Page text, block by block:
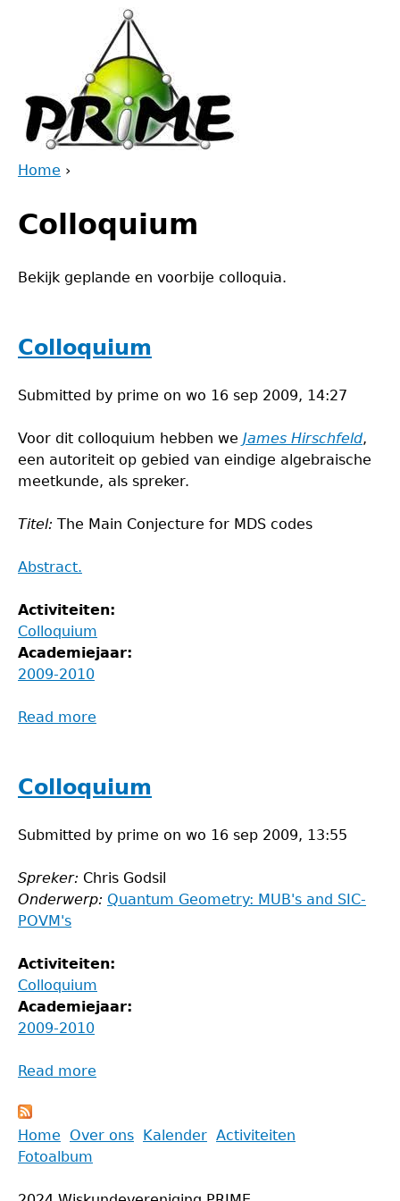
are
Home ›
to
top
Colloquium
Bekijk geplande en voorbije colloquia.
Colloquium
Submitted by prime on wo 16 sep 2009, 14:27
Voor dit colloquium hebben we James Hirschfeld,
een autoriteit op gebied van eindige algebraische
meetkunde, als spreker.
Titel: The Main Conjecture for MDS codes
Abstract.
Activiteiten:
Colloquium
Academiejaar:
2009-2010
Read more
Colloquium
Submitted by prime on wo 16 sep 2009, 13:55
Spreker: Chris Godsil
Onderwerp: Quantum Geometry: MUB's and SIC-
POVM's
Activiteiten:
Colloquium
Academiejaar:
2009-2010
Read more
Back
to
Main
menu
Home Over ons Kalender Activiteiten
Fotoalbum